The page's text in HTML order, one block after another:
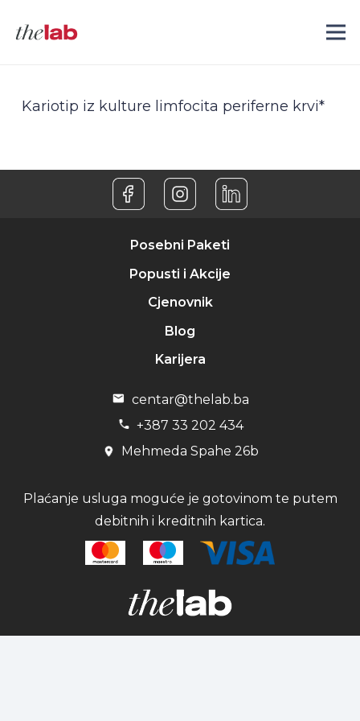
Kariotip iz kulture limfocita periferne krvi*
Posebni Paketi
Popusti i Akcije
Cjenovnik
Blog
Karijera
centar@thelab.ba
+387 33 202 434
Mehmeda Spahe 26b
Plaćanje usluga moguće je gotovinom te putem
debitnih i kreditnih kartica.